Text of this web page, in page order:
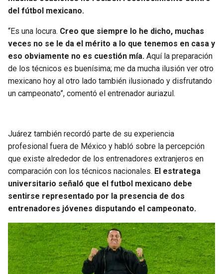
del fútbol mexicano.
“Es una locura. Creo que siempre lo he dicho, muchas
veces no se le da el mérito a lo que tenemos en casa y
eso obviamente no es cuestión mía. Aquí la preparación
de los técnicos es buenísima; me da mucha ilusión ver otro
mexicano hoy al otro lado también ilusionado y disfrutando
un campeonato”, comentó el entrenador auriazul.
Juárez también recordó parte de su experiencia
profesional fuera de México y habló sobre la percepción
que existe alrededor de los entrenadores extranjeros en
comparación con los técnicos nacionales. El estratega
universitario señaló que el futbol mexicano debe
sentirse representado por la presencia de dos
entrenadores jóvenes disputando el campeonato.